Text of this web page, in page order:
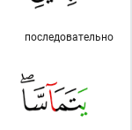
последовательно